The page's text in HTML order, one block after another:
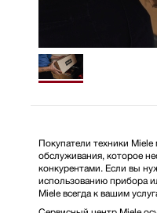
Покупатели техники
обслуживания, которое
конкурентами. Если вы
использованию прибора
Miele всегда к вашим